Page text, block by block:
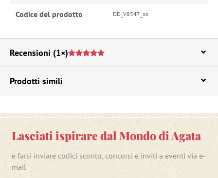
Codice del prodotto DD_V8547_xx
Recensioni (1×)
Prodotti simili
Lasciati ispirare dal Mondo di Agata
e farsi inviare codici sconto, concorsi e inviti a eventi via e-
mail